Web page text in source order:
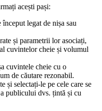
acești pași:
legat de nișa sau
și parametrii lor asociați,
cuvintelor cheie și volumul
cuvintele cheie cu o
de căutare rezonabil.
și selectați-le pe cele care se
publicului dvs. țintă și cu